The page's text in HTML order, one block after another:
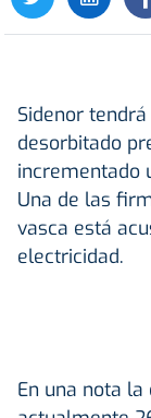
Sidenor
desorbitado
incrementado
Una de las
vasca está
electricidad.
En una nota